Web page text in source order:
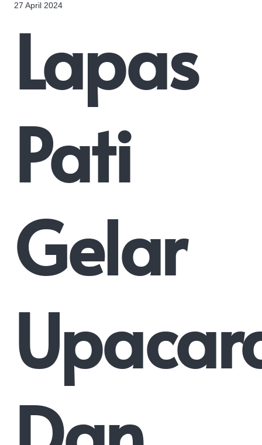
27 April 2024
Lapas
Pati
Gelar